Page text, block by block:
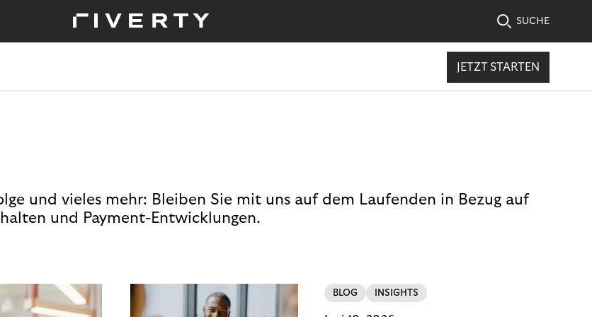
SUCHE
JETZT STARTEN
und vieles mehr: Bleiben Sie mit uns auf dem Laufenden in Bezug auf
und Payment-Entwicklungen.
BLOG INSIGHTS